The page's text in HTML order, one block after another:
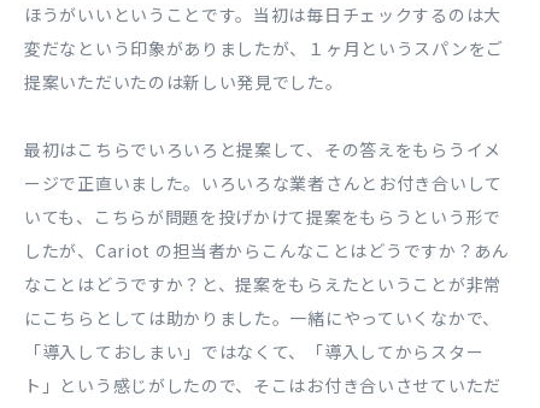
ほうがいいということです。当初は毎⽇チェックするのは⼤
変だなという印象がありましたが、１ヶ⽉というスパンをご
提案いただいたのは新しい発⾒でした。
最初はこちらでいろいろと提案して、その答えをもらうイメ
ージで正直いました。いろいろな業者さんとお付き合いして
いても、こちらが問題を投げかけて提案をもらうという形で
したが、Cariot の担当者からこんなことはどうですか？あん
なことはどうですか？と、提案をもらえたということが⾮常
にこちらとしては助かりました。⼀緒にやっていくなかで、
「導⼊しておしまい」ではなくて、「導⼊してからスター
ト」という感じがしたので、そこはお付き合いさせていただ